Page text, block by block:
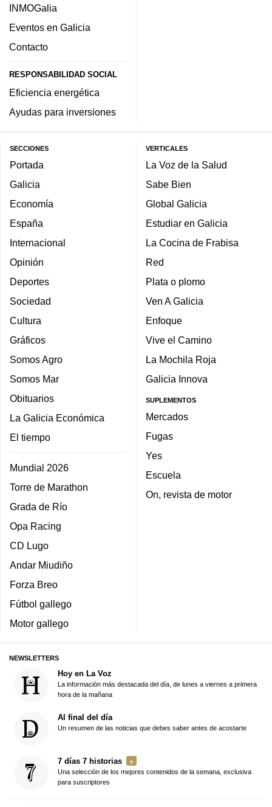
INMOGalia
Eventos en Galicia
Contacto
RESPONSABILIDAD SOCIAL
Eficiencia energética
Ayudas para inversiones
SECCIONES
Portada
Galicia
Economía
España
Internacional
Opinión
Deportes
Sociedad
Cultura
Gráficos
Somos Agro
Somos Mar
Obituarios
La Galicia Económica
El tiempo
Mundial 2026
Torre de Marathon
Grada de Río
Opa Racing
CD Lugo
Andar Miudiño
Forza Breo
Fútbol gallego
Motor gallego
VERTICALES
La Voz de la Salud
Sabe Bien
Global Galicia
Estudiar en Galicia
La Cocina de Frabisa
Red
Plata o plomo
Ven A Galicia
Enfoque
Vive el Camino
La Mochila Roja
Galicia Innova
SUPLEMENTOS
Mercados
Fugas
Yes
Escuela
On, revista de motor
NEWSLETTERS
Hoy en La Voz
La información más destacada del día, de lunes a viernes a primera
hora de la mañana
Al final del día
Un resumen de las noticias que debes saber antes de acostarte
7 días 7 historias
Una selección de los mejores contenidos de la semana, exclusiva
para suscriptores